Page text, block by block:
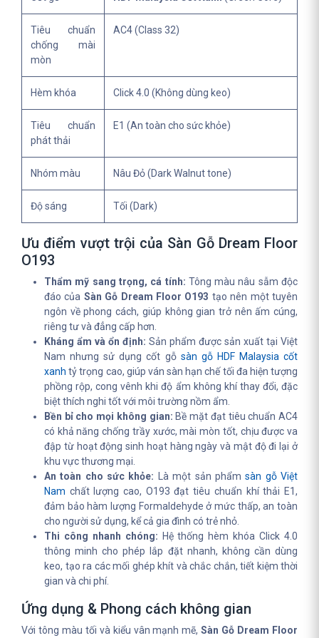
Tiêu chuẩn
chống mài
mòn
AC4 (Class 32)
Hèm khóa Click 4.0 (Không dùng keo)
Tiêu chuẩn
phát thải
E1 (An toàn cho sức khỏe)
Nhóm màu Nâu Đỏ (Dark Walnut tone)
Độ sáng Tối (Dark)
Ưu điểm vượt trội của Sàn Gỗ Dream Floor
O193
Thẩm mỹ sang trọng, cá tính: Tông màu nâu sẫm độc
đáo của Sàn Gỗ Dream Floor O193 tạo nên một tuyên
ngôn về phong cách, giúp không gian trở nên ấm cúng,
riêng tư và đẳng cấp hơn.
Kháng ẩm và ổn định: Sản phẩm được sản xuất tại Việt
Nam nhưng sử dụng cốt gỗ sàn gỗ HDF Malaysia cốt
xanh tỷ trọng cao, giúp ván sàn hạn chế tối đa hiện tượng
phồng rộp, cong vênh khi độ ẩm không khí thay đổi, đặc
biệt thích nghi tốt với môi trường nồm ẩm.
Bền bỉ cho mọi không gian: Bề mặt đạt tiêu chuẩn AC4
có khả năng chống trầy xước, mài mòn tốt, chịu được va
đập từ hoạt động sinh hoạt hàng ngày và mật độ đi lại ở
khu vực thương mại.
An toàn cho sức khỏe: Là một sản phẩmsàn gỗ Việt
Nam chất lượng cao, O193 đạt tiêu chuẩn khí thải E1,
đảm bảo hàm lượng Formaldehyde ở mức thấp, an toàn
cho người sử dụng, kể cả gia đình có trẻ nhỏ.
Thi công nhanh chóng: Hệ thống hèm khóa Click 4.0
thông minh cho phép lắp đặt nhanh, không cần dùng
keo, tạo ra các mối ghép khít và chắc chắn, tiết kiệm thời
gian và chi phí.
Ứng dụng & Phong cách không gian
Với tông màu tối và kiểu vân mạnh mẽ,Sàn Gỗ Dream Floor